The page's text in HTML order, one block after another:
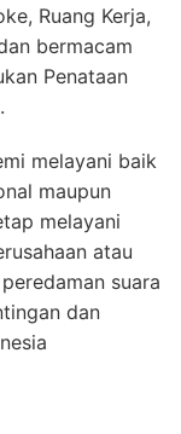
Ruang Kerja,
bermacam
Penataan
melayani baik
maupun
melayani
atau
suara
dan